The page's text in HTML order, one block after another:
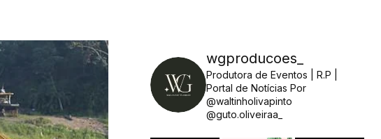
wgproducoes_
Produtora de Eventos | R.P |
Portal de Notícias Por
@waltinholivapinto
@guto.oliveiraa_